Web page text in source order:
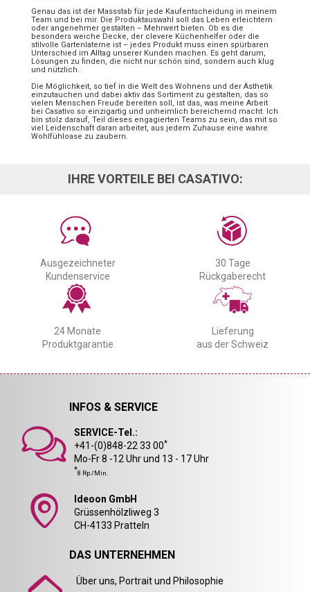
Genau das ist der Massstab für jede Kaufentscheidung in meinem
Team und bei mir. Die Produktauswahl soll das Leben erleichtern
oder angenehmer gestalten – Mehrwert bieten. Ob es die
besonders weiche Decke, der clevere Küchenhelfer oder die
stilvolle Gartenlaterne ist – jedes Produkt muss einen spürbaren
Unterschied im Alltag unserer Kunden machen. Es geht darum,
Lösungen zu finden, die nicht nur schön sind, sondern auch klug
und nützlich.
Die Möglichkeit, so tief in die Welt des Wohnens und der Ästhetik
einzutauchen und dabei aktiv das Sortiment zu gestalten, das so
vielen Menschen Freude bereiten soll, ist das, was meine Arbeit
bei Casativo so einzigartig und unheimlich bereichernd macht. Ich
bin stolz darauf, Teil dieses engagierten Teams zu sein, das mit so
viel Leidenschaft daran arbeitet, aus jedem Zuhause eine wahre
Wohlfühloase zu zaubern.
IHRE VORTEILE BEI CASATIVO:
Ausgezeichneter
Kundenservice
30 Tage
Rückgaberecht
24 Monate
Produktgarantie
Lieferung
aus der Schweiz
INFOS & SERVICE
SERVICE-Tel.:
+41-(0)848-22 33 00*
Mo-Fr 8 -12 Uhr und 13 - 17 Uhr
*8 Rp./Min.
Ideoon GmbH
Grüssenhölzliweg 3
CH-4133 Pratteln
DAS UNTERNEHMEN
Über uns, Portrait und Philosophie